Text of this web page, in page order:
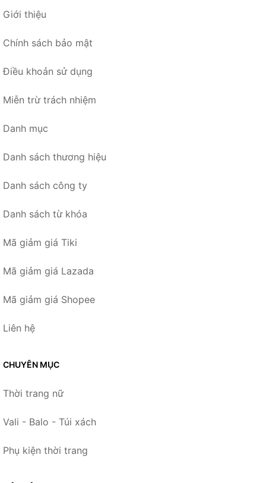
Giới thiệu
Chính sách bảo mật
Điều khoản sử dụng
Miễn trừ trách nhiệm
Danh mục
Danh sách thương hiệu
Danh sách công ty
Danh sách từ khóa
Mã giảm giá Tiki
Mã giảm giá Lazada
Mã giảm giá Shopee
Liên hệ
CHUYÊN MỤC
Thời trang nữ
Vali - Balo - Túi xách
Phụ kiện thời trang